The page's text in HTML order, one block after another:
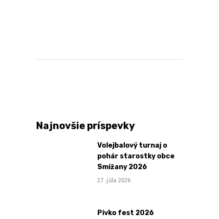
Najnovšie príspevky
Volejbalový turnaj o
pohár starostky obce
Smižany 2026
27. júla 2026
Pivko fest 2026